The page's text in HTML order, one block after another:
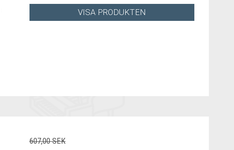
VISA PRODUKTEN
607,00 SEK